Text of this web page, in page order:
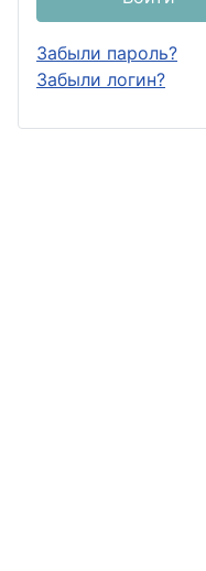
Забыли пароль?
Забыли логин?